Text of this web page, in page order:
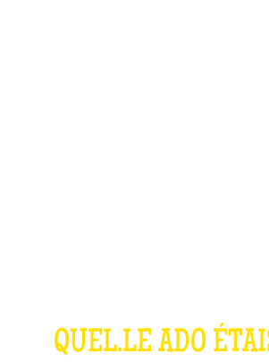
QUEL.LE ADO